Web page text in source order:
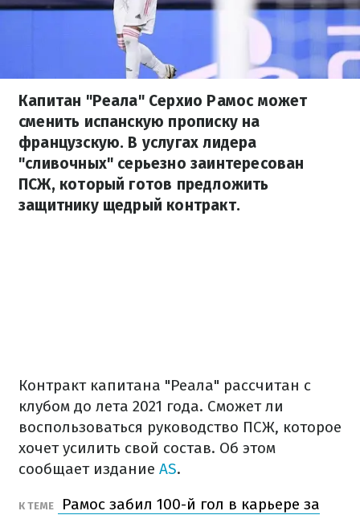
Капитан "Реала" Серхио Рамос может
сменить испанскую прописку на
французскую. В услугах лидера
"сливочных" серьезно заинтересован
ПСЖ, который готов предложить
защитнику щедрый контракт.
Контракт капитана "Реала" рассчитан с
клубом до лета 2021 года. Сможет ли
воспользоваться руководство ПСЖ, которое
хочет усилить свой состав. Об этом
сообщает издание AS.
К ТЕМЕ
Рамос забил 100-й гол в карьере за